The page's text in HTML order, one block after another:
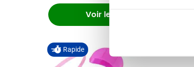
Voir le produit
Rapide